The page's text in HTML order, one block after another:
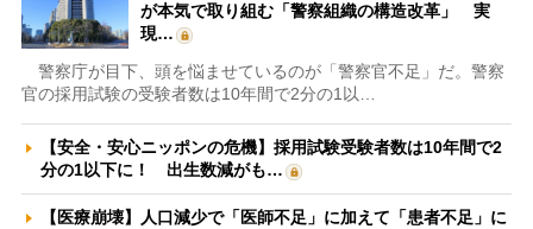
が本気で取り組む「警察組織の構造改革」 実
現…
警察庁が目下、頭を悩ませているのが「警察官不足」だ。警察
官の採用試験の受験者数は10年間で2分の1以…
【安全・安心ニッポンの危機】採用試験受験者数は10年間で2
分の1以下に！ 出生数減がも…
【医療崩壊】人口減少で「医師不足」に加えて「患者不足」に